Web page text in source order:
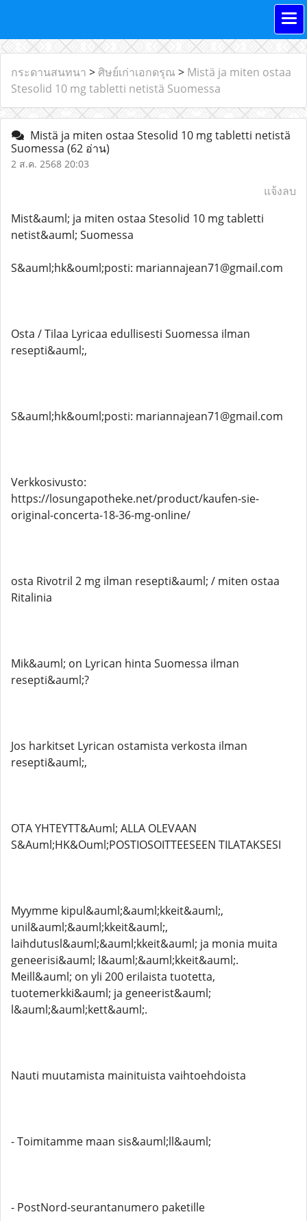
กระดานสนทนา > ศิษย์เก่าเอกดรุณ > Mistä ja miten ostaa
Stesolid 10 mg tabletti netistä Suomessa
Mistä ja miten ostaa Stesolid 10 mg tabletti netistä
Suomessa (62 อ่าน)
2 ส.ค. 2568 20:03
แจ้งลบ
Mist&auml; ja miten ostaa Stesolid 10 mg tabletti
netist&auml; Suomessa
S&auml;hk&ouml;posti: mariannajean71@gmail.com
Osta / Tilaa Lyricaa edullisesti Suomessa ilman
resepti&auml;,
S&auml;hk&ouml;posti: mariannajean71@gmail.com
Verkkosivusto:
https://losungapotheke.net/product/kaufen-sie-
original-concerta-18-36-mg-online/
osta Rivotril 2 mg ilman resepti&auml; / miten ostaa
Ritalinia
Mik&auml; on Lyrican hinta Suomessa ilman
resepti&auml;?
Jos harkitset Lyrican ostamista verkosta ilman
resepti&auml;,
OTA YHTEYTT&Auml; ALLA OLEVAAN
S&Auml;HK&Ouml;POSTIOSOITTEESEEN TILATAKSESI
Myymme kipul&auml;&auml;kkeit&auml;,
unil&auml;&auml;kkeit&auml;,
laihdutusl&auml;&auml;kkeit&auml; ja monia muita
geneerisi&auml; l&auml;&auml;kkeit&auml;.
Meill&auml; on yli 200 erilaista tuotetta,
tuotemerkki&auml; ja geneerist&auml;
l&auml;&auml;kett&auml;.
Nauti muutamista mainituista vaihtoehdoista
- Toimitamme maan sis&auml;ll&auml;
- PostNord-seurantanumero paketille